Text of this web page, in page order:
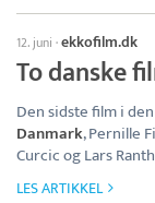
12. juni ·ekkofilm.dk
To danske
Den sidste film i
Danmark, Pernille
Curcic og Lars
LES ARTIKKEL